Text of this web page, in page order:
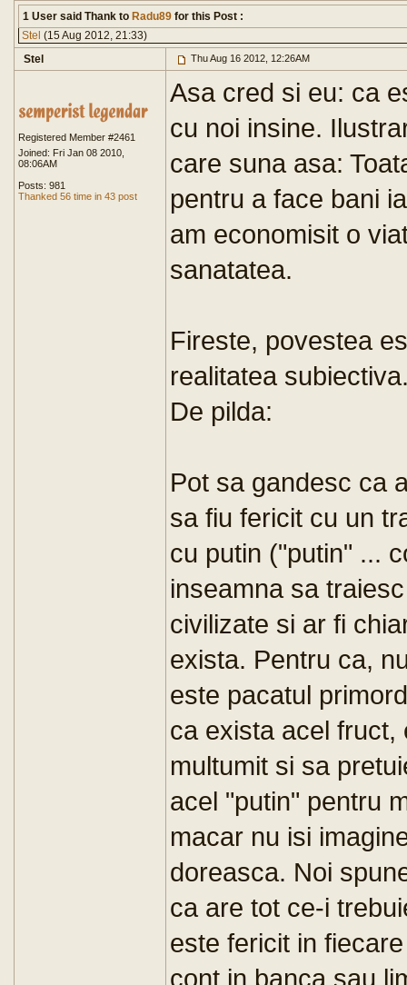
1 User said Thank to Radu89 for this Post :
Stel (15 Aug 2012, 21:33)
Stel
Thu Aug 16 2012, 12:26AM
Registered Member #2461
Joined: Fri Jan 08 2010,
08:06AM
Posts: 981
Thanked 56 time in 43 post
Asa cred si eu: ca
cu noi insine.
care suna asa:
pentru a face bani
am economisit o
sanatatea.
Fireste, povestea
realitatea
De pilda:
Pot sa gandesc ca
sa fiu fericit cu un
cu putin ("putin" ...
inseamna sa
civilizate si ar fi
exista. Pentru ca,
este pacatul
ca exista acel
multumit si sa
acel "putin" pentru
macar nu isi
doreasca. Noi
ca are tot ce-i
este fericit in
cont in banca sau